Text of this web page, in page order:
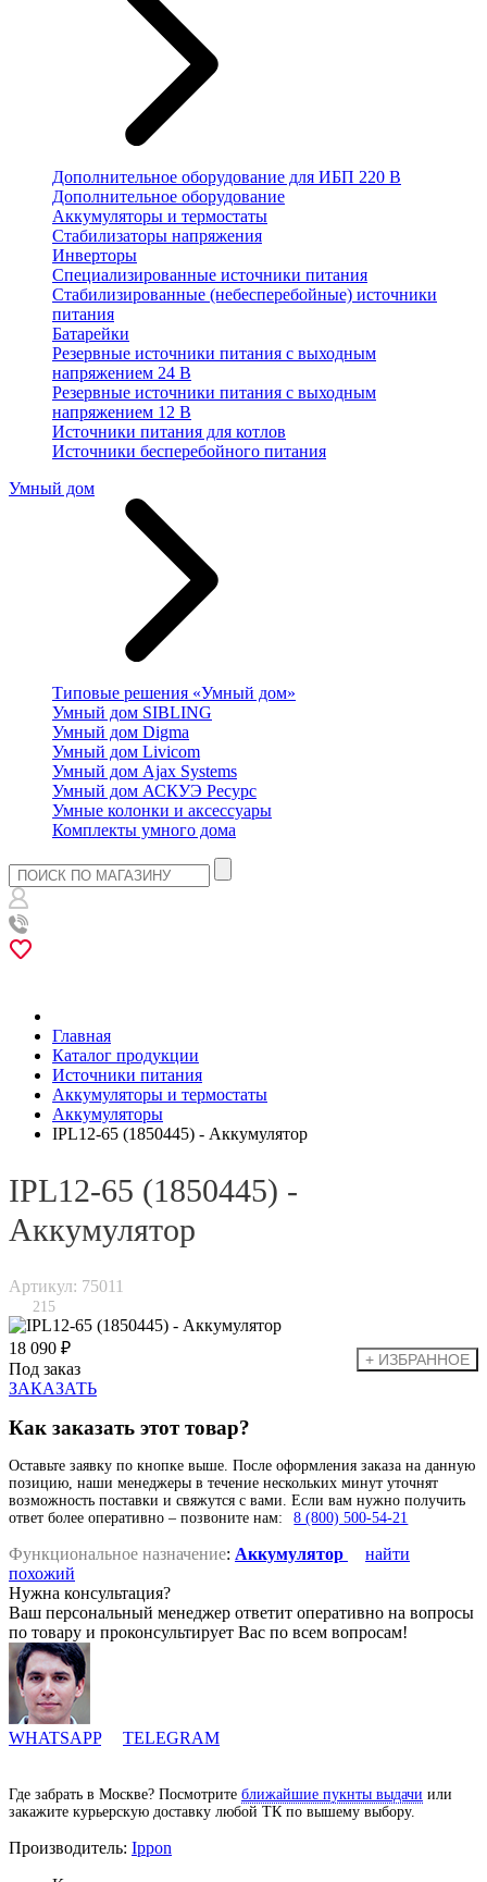
Дополнительное оборудование для ИБП 220 В
Дополнительное оборудование
Аккумуляторы и термостаты
Стабилизаторы напряжения
Инверторы
Специализированные источники питания
Стабилизированные (небесперебойные) источники
питания
Батарейки
Резервные источники питания с выходным
напряжением 24 В
Резервные источники питания с выходным
напряжением 12 В
Источники питания для котлов
Источники бесперебойного питания
Умный дом
Типовые решения «Умный дом»
Умный дом SIBLING
Умный дом Digma
Умный дом Livicom
Умный дом Ajax Systems
Умный дом АСКУЭ Ресурс
Умные колонки и аксессуары
Комплекты умного дома
Главная
Каталог продукции
Источники питания
Аккумуляторы и термостаты
Аккумуляторы
IPL12-65 (1850445) - Аккумулятор
IPL12-65 (1850445) -
Аккумулятор
Артикул: 75011
215
18 090 ₽
Под заказ
ЗАКАЗАТЬ
Как заказать этот товар?
Оставьте заявку по кнопке выше. После оформления заказа на данную
позицию, наши менеджеры в течение нескольких минут уточнят
возможность поставки и свяжутся с вами. Если вам нужно получить
ответ более оперативно – позвоните нам:
8 (800) 500-54-21
Функциональное назначение: Аккумулятор
найти
похожий
Нужна консультация?
Ваш персональный менеджер ответит оперативно на вопросы
по товару и проконсультирует Вас по всем вопросам!
WHATSAPP TELEGRAM
Где забрать в Москве? Посмотрите ближайшие пукнты выдачи или
закажите курьерскую доставку любой ТК по вышему выбору.
Производитель: Ippon